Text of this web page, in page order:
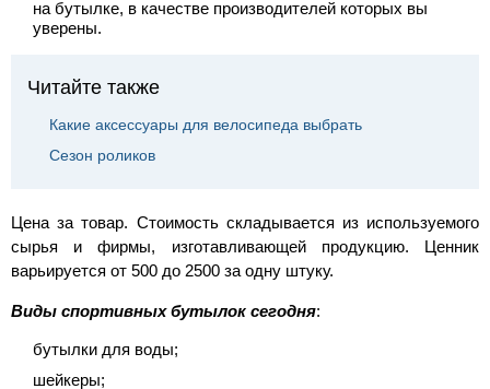
на бутылке, в качестве производителей которых вы
уверены.
Читайте также
Какие аксессуары для велосипеда выбрать
Сезон роликов
Цена за товар. Стоимость складывается из используемого
сырья и фирмы, изготавливающей продукцию. Ценник
варьируется от 500 до 2500 за одну штуку.
Виды спортивных бутылок сегодня:
бутылки для воды;
шейкеры;